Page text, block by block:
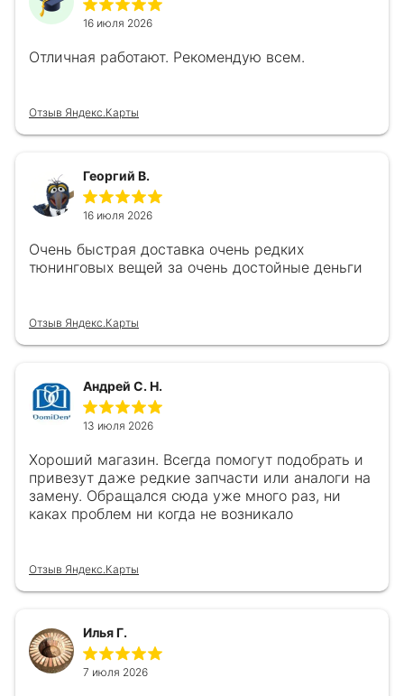
16 июля 2026
Отличная работают. Рекомендую всем.
Отзыв Яндекс.Карты
Георгий В.
16 июля 2026
Очень быстрая доставка очень редких
тюнинговых вещей за очень достойные деньги
Отзыв Яндекс.Карты
Андрей С. Н.
13 июля 2026
Хороший магазин. Всегда помогут подобрать и
привезут даже редкие запчасти или аналоги на
замену. Обращался сюда уже много раз, ни
каках проблем ни когда не возникало
Отзыв Яндекс.Карты
Илья Г.
7 июля 2026